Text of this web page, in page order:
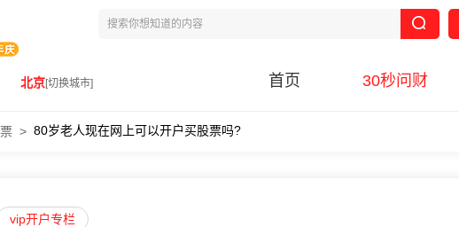
北京[切换城市] 首页 30秒问财
> 80岁老人现在网上可以开户买股票吗?
vip开户专栏